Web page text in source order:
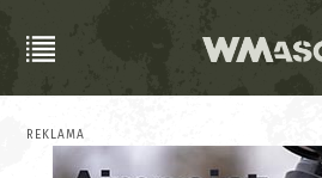
REKLAMA